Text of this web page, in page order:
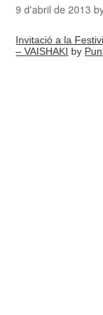
9 d'abril de 2013
Invitació a la
– VAISHAKI by